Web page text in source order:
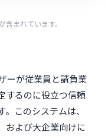
まれています。
ーが従業員と請負業
するのに役立つ信頼
このシステムは、
および大企業向けに